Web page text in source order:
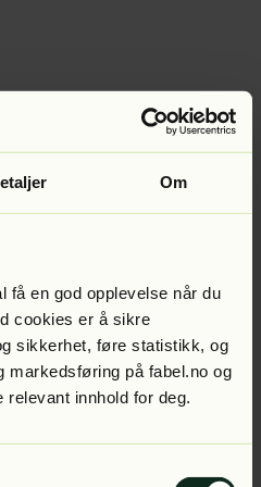
Om
få en god opplevelse når du
cookies er å sikre
sikkerhet, føre statistikk, og
markedsføring på fabel.no og
relevant innhold for deg.